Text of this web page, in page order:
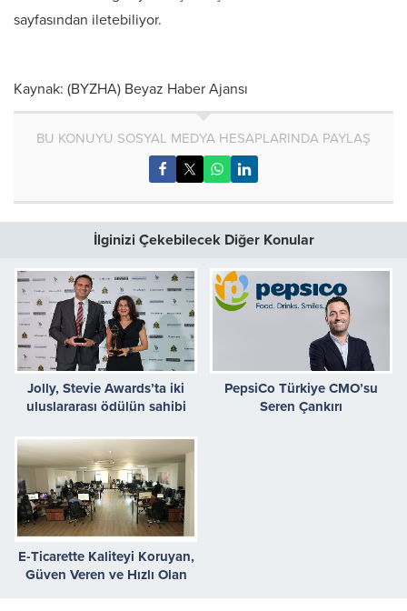
sayfasından iletebiliyor.
Kaynak: (BYZHA) Beyaz Haber Ajansı
BU KONUYU SOSYAL MEDYA HESAPLARINDA PAYLAŞ
İlginizi Çekebilecek Diğer Konular
Jolly, Stevie Awards’ta iki
uluslararası ödülün sahibi
PepsiCo Türkiye CMO’su
Seren Çankırı
E-Ticarette Kaliteyi Koruyan,
Güven Veren ve Hızlı Olan